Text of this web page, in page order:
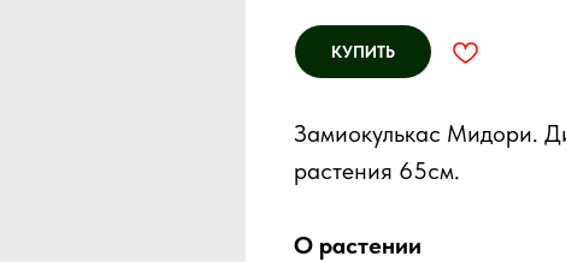
КУПИТЬ
Замиокулькас Мидори.
растения 65см.
О растении